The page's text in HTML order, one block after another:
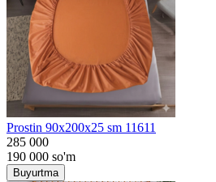
Prostin 90x200x25 sm 11611
285 000
190 000 so'm
Buyurtma